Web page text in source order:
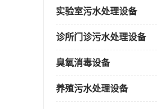
实验室污水处理设备
诊所门诊污水处理设备
臭氧消毒设备
养殖污水处理设备